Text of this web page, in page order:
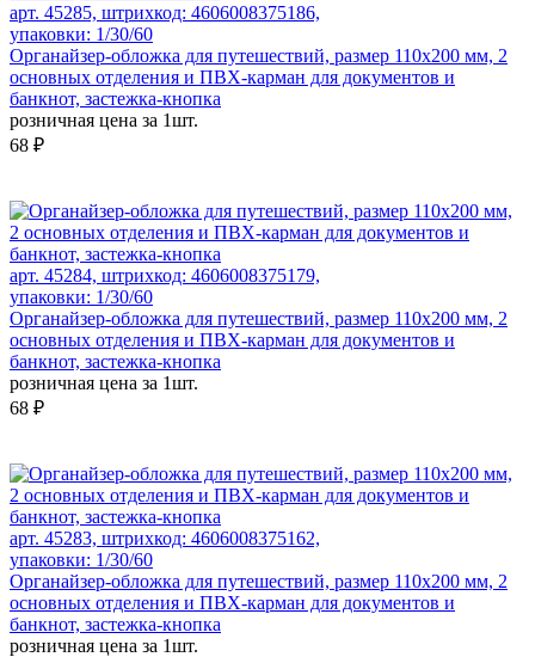
арт. 45285, штрихкод: 4606008375186,
упаковки: 1/30/60
Органайзер-обложка для путешествий, размер 110х200 мм, 2
основных отделения и ПВХ-карман для документов и
банкнот, застежка-кнопка
розничная цена за 1шт.
68 ₽
арт. 45284, штрихкод: 4606008375179,
упаковки: 1/30/60
Органайзер-обложка для путешествий, размер 110х200 мм, 2
основных отделения и ПВХ-карман для документов и
банкнот, застежка-кнопка
розничная цена за 1шт.
68 ₽
арт. 45283, штрихкод: 4606008375162,
упаковки: 1/30/60
Органайзер-обложка для путешествий, размер 110х200 мм, 2
основных отделения и ПВХ-карман для документов и
банкнот, застежка-кнопка
розничная цена за 1шт.